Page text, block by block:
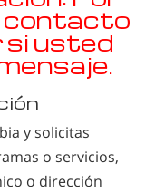
contacto
si usted
y solicitas
o servicios,
o dirección